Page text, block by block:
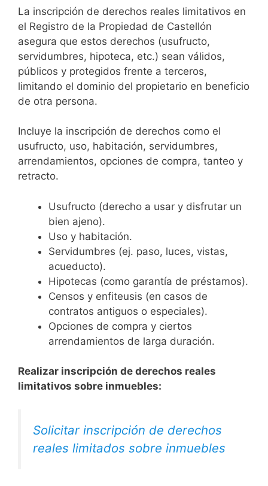
La inscripción de derechos reales limitativos en
el Registro de la Propiedad de Castellón
asegura que estos derechos (usufructo,
servidumbres, hipoteca, etc.) sean válidos,
públicos y protegidos frente a terceros,
limitando el dominio del propietario en beneficio
de otra persona.
Incluye la inscripción de derechos como el
usufructo, uso, habitación, servidumbres,
arrendamientos, opciones de compra, tanteo y
retracto.
Usufructo (derecho a usar y disfrutar un
bien ajeno).
Uso y habitación.
Servidumbres (ej. paso, luces, vistas,
acueducto).
Hipotecas (como garantía de préstamos).
Censos y enfiteusis (en casos de
contratos antiguos o especiales).
Opciones de compra y ciertos
arrendamientos de larga duración.
Realizar inscripción de derechos reales
limitativos sobre inmuebles:
Solicitar inscripción de derechos
reales limitados sobre inmuebles